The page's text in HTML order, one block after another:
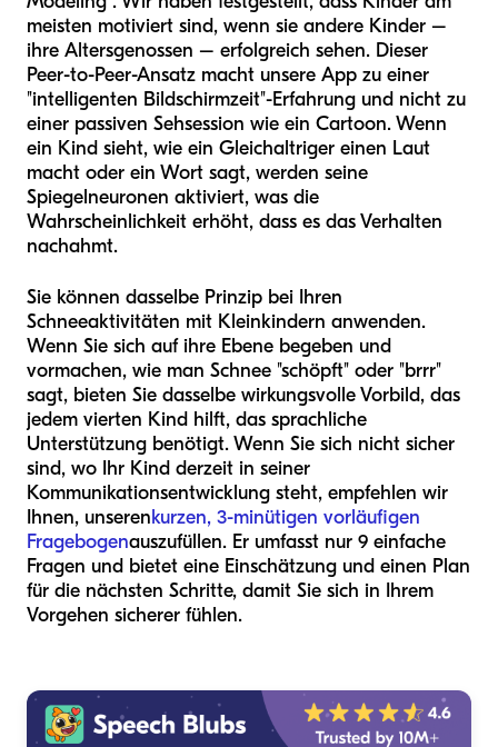
meisten motiviert sind, wenn sie andere Kinder –
ihre Altersgenossen – erfolgreich sehen. Dieser
Peer-to-Peer-Ansatz macht unsere App zu einer
"intelligenten Bildschirmzeit"-Erfahrung und nicht zu
einer passiven Sehsession wie ein Cartoon. Wenn
ein Kind sieht, wie ein Gleichaltriger einen Laut
macht oder ein Wort sagt, werden seine
Spiegelneuronen aktiviert, was die
Wahrscheinlichkeit erhöht, dass es das Verhalten
nachahmt.
Sie können dasselbe Prinzip bei Ihren
Schneeaktivitäten mit Kleinkindern anwenden.
Wenn Sie sich auf ihre Ebene begeben und
vormachen, wie man Schnee "schöpft" oder "brrr"
sagt, bieten Sie dasselbe wirkungsvolle Vorbild, das
jedem vierten Kind hilft, das sprachliche
Unterstützung benötigt. Wenn Sie sich nicht sicher
sind, wo Ihr Kind derzeit in seiner
Kommunikationsentwicklung steht, empfehlen wir
Ihnen, unserenkurzen, 3-minütigen vorläufigen
Fragebogenauszufüllen. Er umfasst nur 9 einfache
Fragen und bietet eine Einschätzung und einen Plan
für die nächsten Schritte, damit Sie sich in Ihrem
Vorgehen sicherer fühlen.